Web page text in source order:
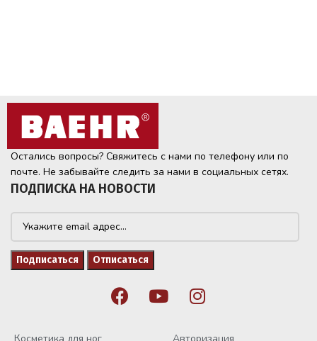
Остались вопросы? Свяжитесь с нами по телефону или по
почте. Не забывайте следить за нами в социальных сетях.
ПОДПИСКА НА НОВОСТИ
Косметика для ног Авторизация